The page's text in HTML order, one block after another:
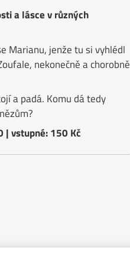
a lásce v různých
Marianu, jenže tu si vyhlédl
nekonečně a chorobně
a padá. Komu dá tedy
| vstupné: 150 Kč